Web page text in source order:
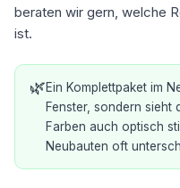
beraten wir gern, welche
ist.
🌿Ein Komplettpaket im
Fenster, sondern sieht
Farben auch optisch
Neubauten oft